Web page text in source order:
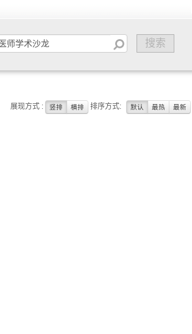
展现方式 : 竖排 横排 排序方式: 默认 最热 最新